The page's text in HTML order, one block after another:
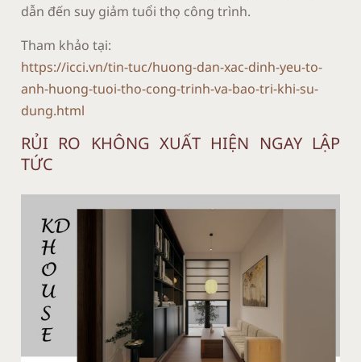
dẫn đến suy giảm tuổi thọ công trình.
Tham khảo tại:
https://icci.vn/tin-tuc/huong-dan-xac-dinh-yeu-to-
anh-huong-tuoi-tho-cong-trinh-va-bao-tri-khi-su-
dung.html
RỦI RO KHÔNG XUẤT HIỆN NGAY LẬP
TỨC